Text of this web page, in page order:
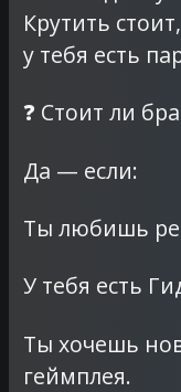
Крутить
у тебя есть
❓ Стоит ли
Да — если:
Ты любишь
У тебя есть
Ты хочешь
геймплея.